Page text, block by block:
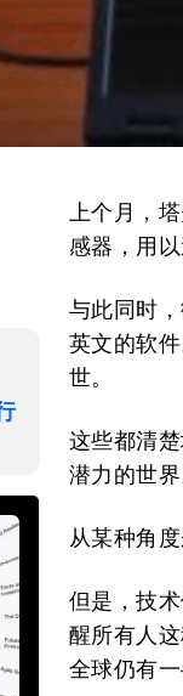
上个月，
感器，用
与此同时
英文的软
世。
这些都清
潜力的世界
从某种角
但是，技
醒所有人
全球仍有